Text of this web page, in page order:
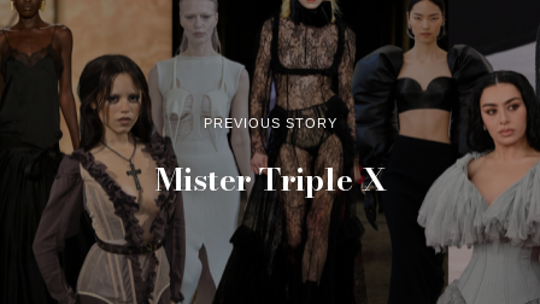
PREVIOUS STORY
Mister Triple X